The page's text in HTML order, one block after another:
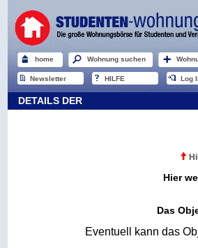
home Wohnung suchen
Newsletter HILFE Log
DETAILS DER
Hier
Das
Eventuell kann das